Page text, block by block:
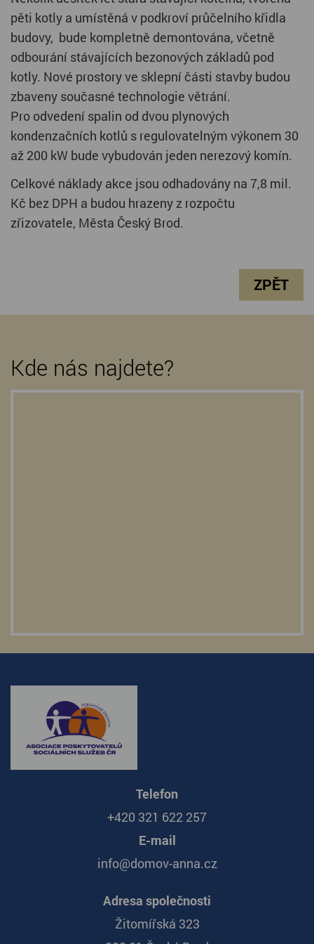
pěti kotly a umístěná v podkroví průčelního křidla
budovy, bude kompletně demontována, včetně
odbourání stávajících bezonových základů pod
kotly. Nové prostory ve sklepní části stavby budou
zbaveny současné technologie větrání.
Pro odvedení spalin od dvou plynových
kondenzačních kotlů s regulovatelným výkonem 30
až 200 kW bude vybudován jeden nerezový komín.
Celkové náklady akce jsou odhadovány na 7,8 mil.
Kč bez DPH a budou hrazeny z rozpočtu
zřizovatele, Města Český Brod.
ZPĚT
Kde nás najdete?
Telefon
+420 321 622 257
E-mail
info@domov-anna.cz
Adresa společnosti
Žitomířská 323